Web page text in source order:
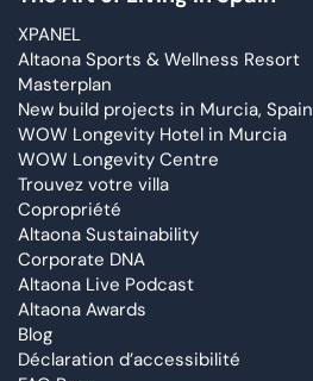
XPANEL
Altaona Sports & Wellness Resort
Masterplan
New build projects in Murcia, Spain
WOW Longevity Hotel in Murcia
WOW Longevity Centre
Trouvez votre villa
Copropriété
Altaona Sustainability
Corporate DNA
Altaona Live Podcast
Altaona Awards
Blog
Déclaration d’accessibilité